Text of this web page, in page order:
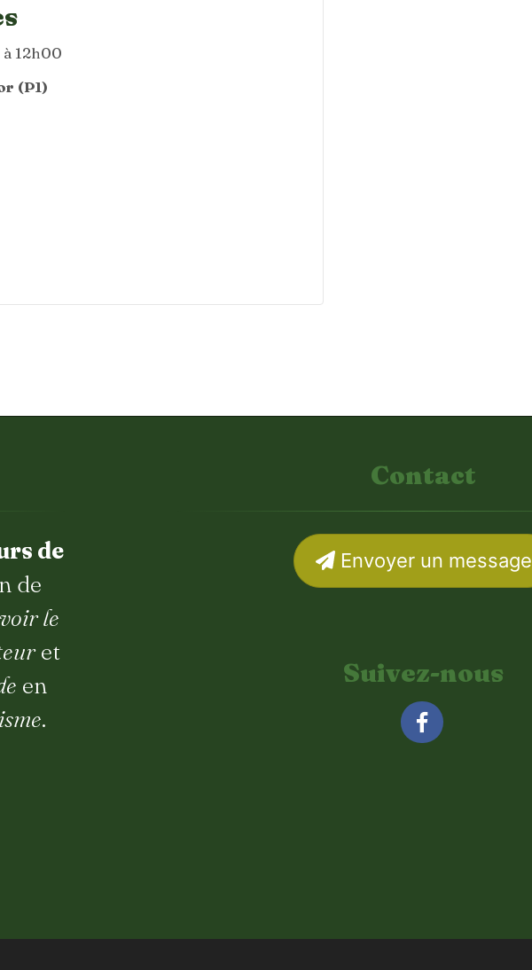
12h00
(P1)
de
de
le
et
en
.
Contact
Envoyer un message
Suivez-nous